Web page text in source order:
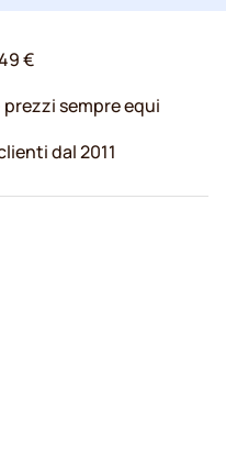
€
sempre equi
dal 2011